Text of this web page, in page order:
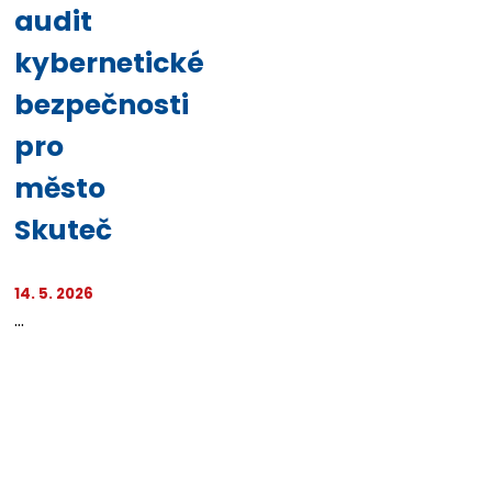
audit
kybernetické
bezpečnosti
pro
město
Skuteč
14. 5. 2026
...